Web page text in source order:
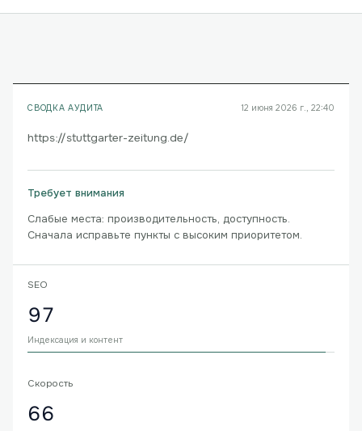
СВОДКА АУДИТА 12 июня 2026 г., 22:40
https://stuttgarter-zeitung.de/
Требует внимания
Слабые места: производительность, доступность.
Сначала исправьте пункты с высоким приоритетом.
SEO
97
Индексация и контент
Скорость
66